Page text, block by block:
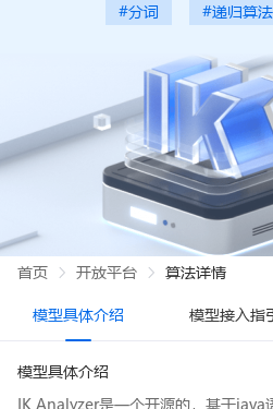
#分词 #递归算法
首页 开放平台 算法详情
模型具体介绍 模型接入指
模型具体介绍
IK Analyzer是一个开源的，基于java